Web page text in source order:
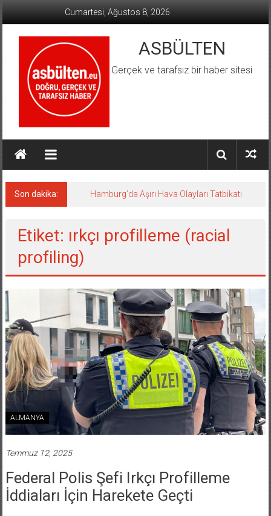
Cumartesi, Ağustos 8, 2026
ASBÜLTEN
Gerçek ve tarafsız bir haber sitesi
Son dakika: Hamburg’da Aşırı Hava Olayları Tatbikatı
Etiket: ırkçı profilleme (racial
profiling)
ALMANYA
Temmuz 12, 2025
Federal Polis Şefi Irkçı Profilleme
İddiaları İçin Harekete Geçti